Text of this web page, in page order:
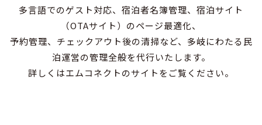
多言語でのゲスト対応、宿泊者名簿管理、宿泊サイト
（OTAサイト）のページ最適化、
予約管理、チェックアウト後の清掃など、多岐にわたる民
泊運営の管理全般を代行いたします。
詳しくはエムコネクトのサイトをご覧ください。